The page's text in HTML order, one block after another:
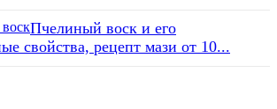
Пчелиный воск и его
свойства, рецепт мази от 10...